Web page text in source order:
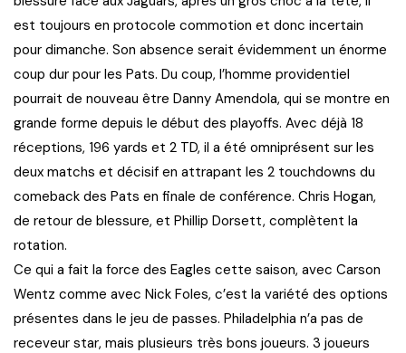
est toujours en protocole commotion et donc incertain
pour dimanche. Son absence serait évidemment un énorme
coup dur pour les Pats. Du coup, l’homme providentiel
pourrait de nouveau être Danny Amendola, qui se montre en
grande forme depuis le début des playoffs. Avec déjà 18
réceptions, 196 yards et 2 TD, il a été omniprésent sur les
deux matchs et décisif en attrapant les 2 touchdowns du
comeback des Pats en finale de conférence. Chris Hogan,
de retour de blessure, et Phillip Dorsett, complètent la
rotation.
Ce qui a fait la force des Eagles cette saison, avec Carson
Wentz comme avec Nick Foles, c’est la variété des options
présentes dans le jeu de passes. Philadelphia n’a pas de
receveur star, mais plusieurs très bons joueurs. 3 joueurs